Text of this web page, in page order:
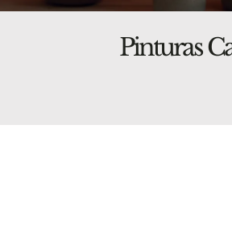
Pinturas